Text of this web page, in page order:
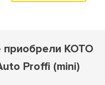
KOTO
Proffi (mini)